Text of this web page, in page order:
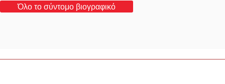
Όλο το σύντομο βιογραφικό